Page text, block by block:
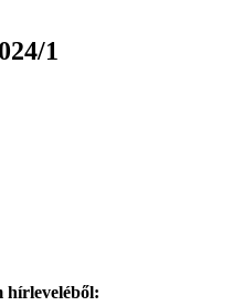
1
hírleveléből: